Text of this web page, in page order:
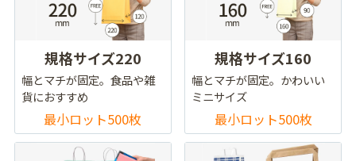
規格サイズ220
幅とマチが固定。食品や雑
貨におすすめ
最小ロット500枚
規格サイズ160
幅とマチが固定。かわいい
ミニサイズ
最小ロット500枚